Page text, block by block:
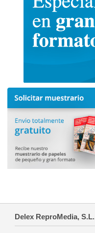
Delex ReproMedia, S.L.